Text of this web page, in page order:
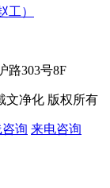
工）
路303号8F
文净化 版权所有
询 来电咨询